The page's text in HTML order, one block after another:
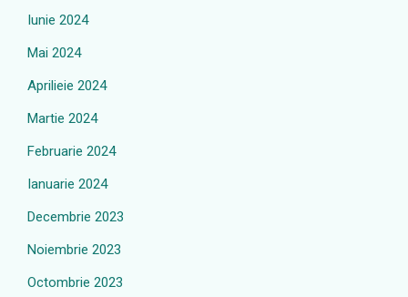
Iunie 2024
Mai 2024
Aprilieie 2024
Martie 2024
Februarie 2024
Ianuarie 2024
Decembrie 2023
Noiembrie 2023
Octombrie 2023